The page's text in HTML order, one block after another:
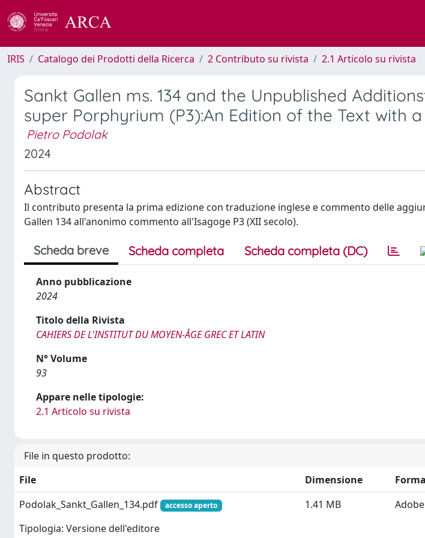
IRIS Catalogo dei Prodotti della Ricerca 2 Contributo su rivista 2.1 Articolo su rivista
Sankt Gallen ms. 134 and the Unpublished
super Porphyrium (P3):An Edition of the Text with
Pietro Podolak
2024
Abstract
Il contributo presenta la prima edizione con traduzione inglese e commento delle
Gallen 134 all'anonimo commento all'Isagoge P3 (XII secolo).
Scheda breve Scheda completa Scheda completa (DC)
Anno pubblicazione
2024
Titolo della Rivista
CAHIERS DE L'INSTITUT DU MOYEN-ÂGE GREC ET LATIN
N° Volume
93
Appare nelle tipologie:
2.1 Articolo su rivista
File in questo prodotto:
File
Dimensione
Podolak_Sankt_Gallen_134.pdf
accesso aperto
Tipologia: Versione dell'editore
1.41 MB